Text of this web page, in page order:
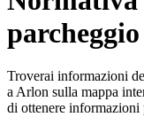
Troverai informazioni
a Arlon sulla mappa
di ottenere informazioni